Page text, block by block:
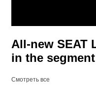
All-new SEAT
in the segment
Смотреть все